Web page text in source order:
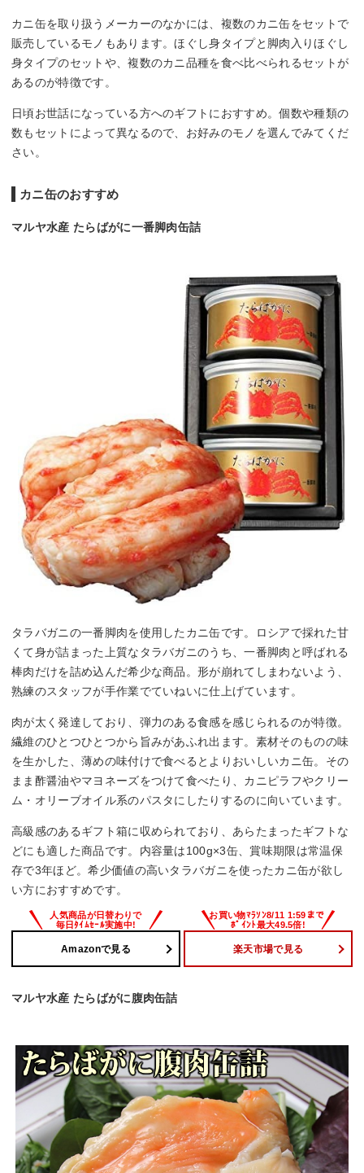
カニ缶を取り扱うメーカーのなかには、複数のカニ缶をセットで
販売しているモノもあります。ほぐし身タイプと脚肉入りほぐし
身タイプのセットや、複数のカニ品種を食べ比べられるセットが
あるのが特徴です。
日頃お世話になっている方へのギフトにおすすめ。個数や種類の
数もセットによって異なるので、お好みのモノを選んでみてくだ
さい。
カニ缶のおすすめ
マルヤ水産 たらばがに一番脚肉缶詰
タラバガニの一番脚肉を使用したカニ缶です。ロシアで採れた甘
くて身が詰まった上質なタラバガニのうち、一番脚肉と呼ばれる
棒肉だけを詰め込んだ希少な商品。形が崩れてしまわないよう、
熟練のスタッフが手作業でていねいに仕上げています。
肉が太く発達しており、弾力のある食感を感じられるのが特徴。
繊維のひとつひとつから旨みがあふれ出ます。素材そのものの味
を生かした、薄めの味付けで食べるとよりおいしいカニ缶。その
まま酢醤油やマヨネーズをつけて食べたり、カニピラフやクリー
ム・オリーブオイル系のパスタにしたりするのに向いています。
高級感のあるギフト箱に収められており、あらたまったギフトな
どにも適した商品です。内容量は100g×3缶、賞味期限は常温保
存で3年ほど。希少価値の高いタラバガニを使ったカニ缶が欲し
い方におすすめです。
Amazonで見る 楽天市場で見る
マルヤ水産 たらばがに腹肉缶詰